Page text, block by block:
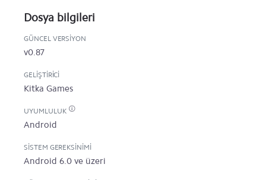
Dosya bilgileri
GÜNCEL VERSIYON
v0.87
GELIŞTIRICI
Kitka Games
UYUMLULUK
Android
SISTEM GEREKSINIMI
Android 6.0 ve üzeri